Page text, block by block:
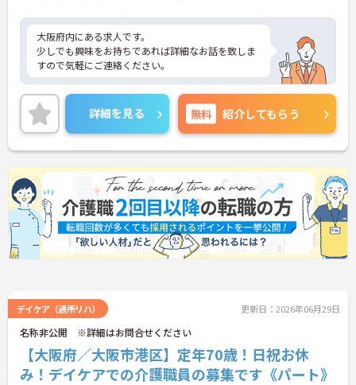
スを軽減できます】
・記録票の提出やシフト確認をすべてスマートフォ
ンで行えるため、手書きの書類作成や事業所への移
動の手間が省けケア業務に集中できます
・定期的な面談を通じて上司がフォローする体制が
あり、訪問介護でありながら孤立することなくチー
ムの支援を受けながら業務に取り組めます
大阪府内にある求人です。
少しでも興味をお持ちであれば詳細なお話を致しま
すので気軽にご連絡ください。
詳細を見る 無料 紹介してもらう
デイケア（通所リハ） 更新日：2026年06月29日
名称非公開 ※詳細はお問合せください
【大阪府／大阪市港区】定年70歳！日祝お休
み！デイケアでの介護職員の募集です《パート》